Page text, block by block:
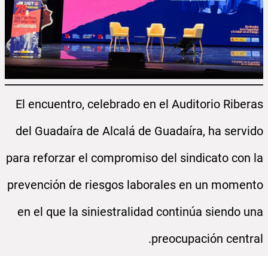
El encuentro, celebrado en el Auditorio Riberas
del Guadaíra de Alcalá de Guadaíra, ha servido
para reforzar el compromiso del sindicato con la
prevención de riesgos laborales en un momento
en el que la siniestralidad continúa siendo una
preocupación central.